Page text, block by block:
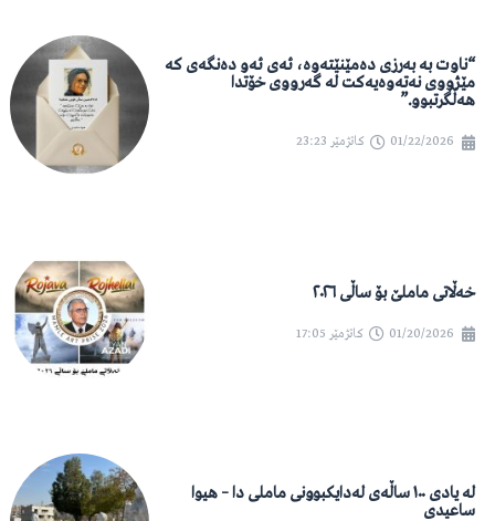
“ناوت بە بەرزی دەمێنێتەوە، ئەی ئەو دەنگەی کە
مێژووی نەتەوەیەکت لە گەرووی خۆتدا
هەڵگرتبوو.”
01/22/2026 کاتژمێر 23:23
خەڵاتی ماملێ بۆ ساڵی ٢٠٢٦
01/20/2026 کاتژمێر 17:05
لە یادی ١٠٠ ساڵەی لەدایکبوونی ماملی دا – هیوا
ساعیدی